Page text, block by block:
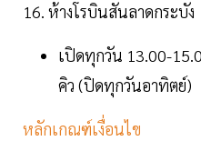
16. ห้างโรบินสันลาดกระบัง
เปิดทุกวัน 13.00-
คิว (ปิดทุกวันอาทิตย์)
หลักเกณฑ์เงื่อนไข